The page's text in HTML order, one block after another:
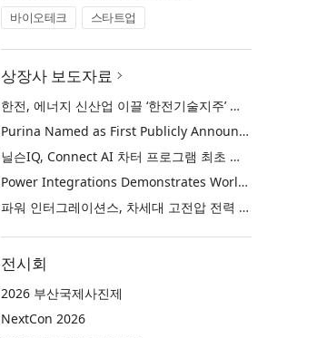
바이오테크
스타트업
상장사 보도자료
한전, 에너지 신산업 이끌 ‘한전기술지주’ 공식 출범
Purina Named as First Publicly Announced NIQ ConnectAI Charter Client
닐슨IQ, Connect AI 차터 프로그램 최초 고객사 ‘퓨리나’ 선정
Power Integrations Demonstrates World’s First 2200 V GaN Technology for Next-Era High-Voltage Power Systems
파워 인터그레이션스, 차세대 고전압 전력 시스템을 위한 세계 최초의 2200V GaN 기술 시연
전시회
2026 부산국제사진제
NextCon 2026